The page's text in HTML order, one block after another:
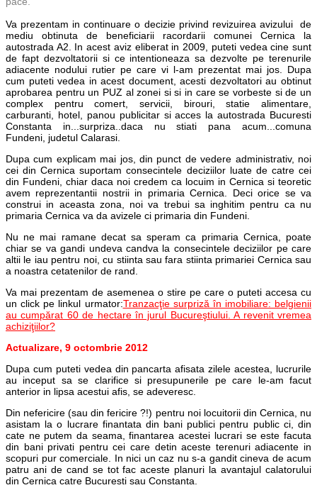
Va prezentam in continuare o decizie privind revizuirea avizului de
mediu obtinuta de beneficiarii racordarii comunei Cernica la
autostrada A2. In acest aviz eliberat in 2009, puteti vedea cine sunt
de fapt dezvoltatorii si ce intentioneaza sa dezvolte pe terenurile
adiacente nodului rutier pe care vi l-am prezentat mai jos. Dupa
cum puteti vedea in acest document, acesti dezvoltatori au obtinut
aprobarea pentru un PUZ al zonei si si in care se vorbeste si de un
complex pentru comert, servicii, birouri, statie alimentare,
carburanti, hotel, panou publicitar si acces la autostrada Bucuresti
Constanta in...surpriza..daca nu stiati pana acum...comuna
Fundeni, judetul Calarasi.
Dupa cum explicam mai jos, din punct de vedere administrativ, noi
cei din Cernica suportam consecintele deciziilor luate de catre cei
din Fundeni, chiar daca noi credem ca locuim in Cernica si teoretic
avem reprezentantii nostrii in primaria Cernica. Deci orice se va
construi in aceasta zona, noi va trebui sa inghitim pentru ca nu
primaria Cernica va da avizele ci primaria din Fundeni.
Nu ne mai ramane decat sa speram ca primaria Cernica, poate
chiar se va gandi undeva candva la consecintele deciziilor pe care
altii le iau pentru noi, cu stiinta sau fara stiinta primariei Cernica sau
a noastra cetatenilor de rand.
Va mai prezentam de asemenea o stire pe care o puteti accesa cu
un click pe linkul urmator:Tranzacţie surpriză în imobiliare: belgienii
au cumpărat 60 de hectare în jurul Bucureştiului. A revenit vremea
achiziţiilor?
Actualizare, 9 octombrie 2012
Dupa cum puteti vedea din pancarta afisata zilele acestea, lucrurile
au inceput sa se clarifice si presupunerile pe care le-am facut
anterior in lipsa acestui afis, se adeveresc.
Din nefericire (sau din fericire ?!) pentru noi locuitorii din Cernica, nu
asistam la o lucrare finantata din bani publici pentru public ci, din
cate ne putem da seama, finantarea acestei lucrari se este facuta
din bani privati pentru cei care detin aceste terenuri adiacente in
scopuri pur comerciale. In nici un caz nu s-a gandit cineva de acum
patru ani de cand se tot fac aceste planuri la avantajul calatorului
din Cernica catre Bucuresti sau Constanta.